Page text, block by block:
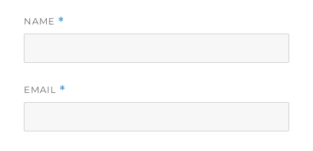
NAME *
EMAIL *